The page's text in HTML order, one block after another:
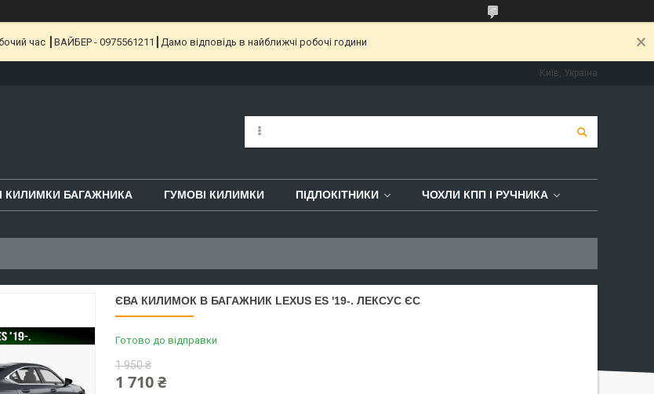
час ┃ВАЙБЕР - 0975561211┃Дамо відповідь в найближчі робочі години
Київ, Україна
КИЛИМКИ БАГАЖНИКА ГУМОВІ КИЛИМКИ ПІДЛОКІТНИКИ ЧОХЛИ КПП І РУЧНИКА
ЄВА КИЛИМОК В БАГАЖНИК LEXUS ES '19-. ЛЕКСУС ЄС
Готово до відправки
1 950 ₴
1 710 ₴